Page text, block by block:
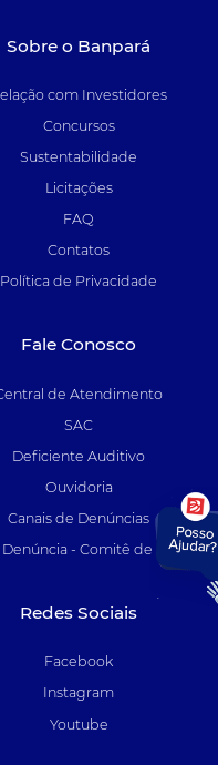
Sobre o Banpará
com Investidores
Concursos
Sustentabilidade
Licitações
FAQ
Contatos
Política de Privacidade
Fale Conosco
de Atendimento
SAC
Deficiente Auditivo
Ouvidoria
Canais de Denúncias
Denúncia - Comitê de Auditoria
Redes Sociais
Facebook
Instagram
Youtube